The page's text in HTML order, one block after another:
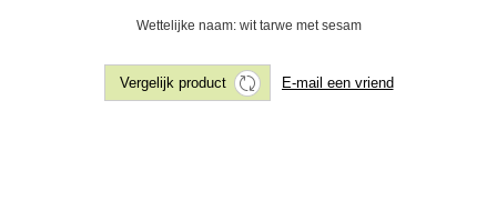
Wettelijke naam: wit tarwe met sesam